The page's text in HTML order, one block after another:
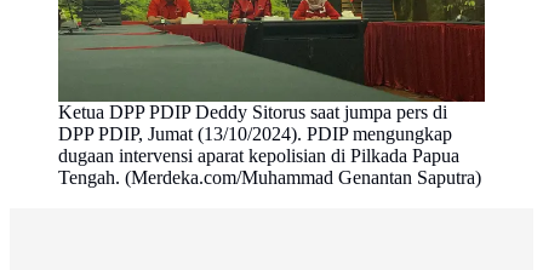
Ketua DPP PDIP Deddy Sitorus saat jumpa pers di
DPP PDIP, Jumat (13/10/2024). PDIP mengungkap
dugaan intervensi aparat kepolisian di Pilkada Papua
Tengah. (Merdeka.com/Muhammad Genantan Saputra)